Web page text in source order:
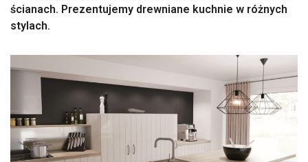
ścianach. Prezentujemy drewniane kuchnie w różnych
stylach.